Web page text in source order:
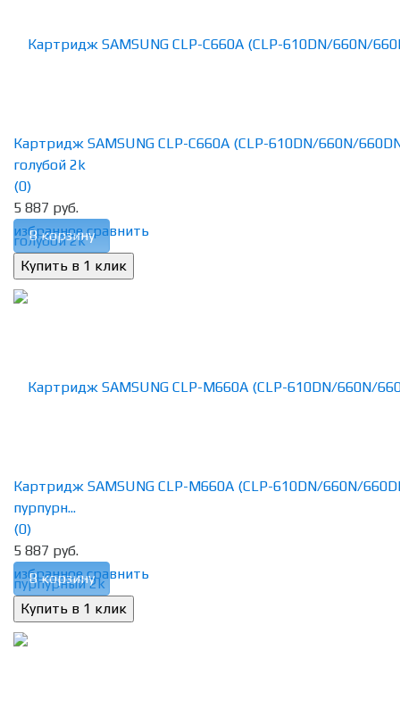
избранное сравнить
Картридж SAMSUNG CLP-C660A (CLP-610DN/660N/
голубой 2k
(0)
5 887 руб.
В корзину
избранное сравнить
Картридж SAMSUNG CLP-M660A (CLP-610DN/660N/
пурпурн...
(0)
5 887 руб.
В корзину